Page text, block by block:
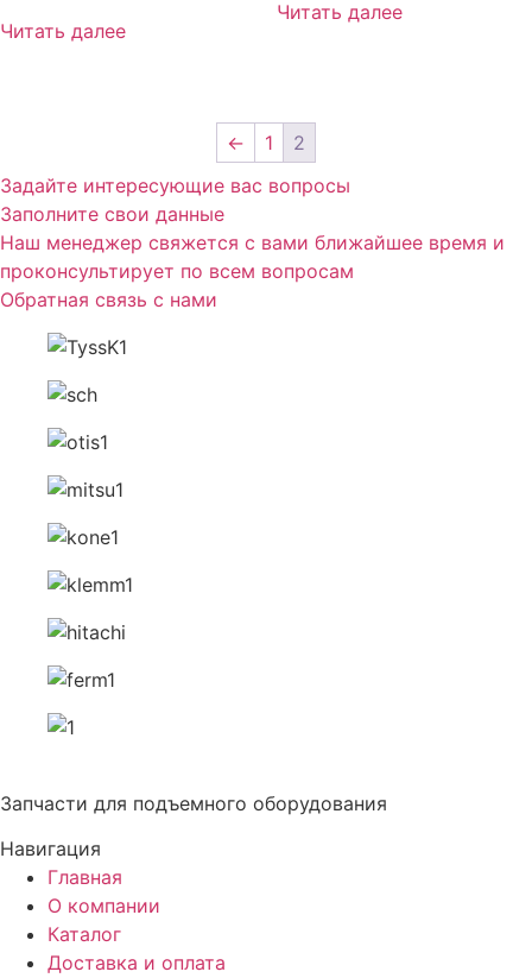
Читать далее
Читать далее
← 1
2
Задайте интересующие вас вопросы
Заполните свои данные
Наш менеджер свяжется с вами ближайшее время и
проконсультирует по всем вопросам
Обратная связь с нами
Запчасти для подъемного оборудования
Навигация
Главная
О компании
Каталог
Доставка и оплата